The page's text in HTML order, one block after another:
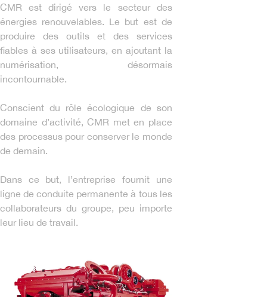
CMR est dirigé vers le secteur des
énergies renouvelables. Le but est de
produire des outils et des services
fiables à ses utilisateurs, en ajoutant la
numérisation, désormais
incontournable.
Conscient du rôle écologique de son
domaine d’activité, CMR met en place
des processus pour conserver le monde
de demain.
Dans ce but, l’entreprise fournit une
ligne de conduite permanente à tous les
collaborateurs du groupe, peu importe
leur lieu de travail.